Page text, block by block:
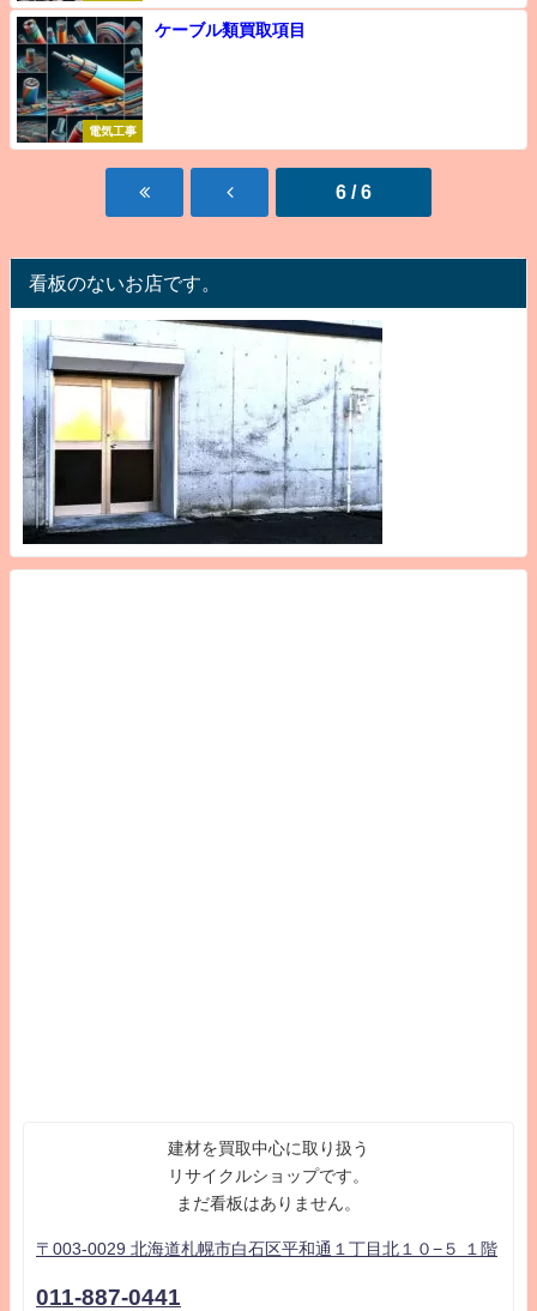
電気工事
ケーブル類買取項目
6 / 6
看板のないお店です。
建材を買取中心に取り扱う
リサイクルショップです。
まだ看板はありません。
〒003-0029 北海道札幌市白石区平和通１丁目北１０−５ １階
011-887-0441